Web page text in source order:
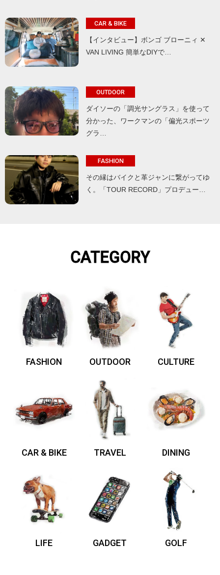
CAR & BIKE
【インタビュー】ボンゴ ブローニィ ✕
VAN LIVING 簡単なDIYで…
OUTDOOR
ダイソーの「調光サングラス」を使って
分かった、ワークマンの「偏光スポーツ
グラ…
FASHION
その縁はバイクと革ジャンに繋がってゆ
く。「TOUR RECORD」プロデュー…
CATEGORY
FASHION OUTDOOR CULTURE
CAR & BIKE TRAVEL DINING
LIFE GADGET GOLF